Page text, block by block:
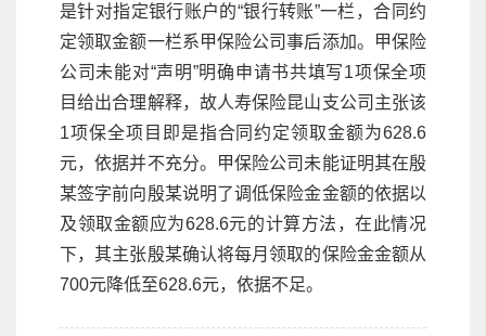
是针对指定银行账户的“银行转账”一栏，合同约
定领取金额一栏系甲保险公司事后添加。甲保险
公司未能对“声明”明确申请书共填写1项保全项
目给出合理解释，故人寿保险昆山支公司主张该
1项保全项目即是指合同约定领取金额为628.6
元，依据并不充分。甲保险公司未能证明其在殷
某签字前向殷某说明了调低保险金金额的依据以
及领取金额应为628.6元的计算方法，在此情况
下，其主张殷某确认将每月领取的保险金金额从
700元降低至628.6元，依据不足。